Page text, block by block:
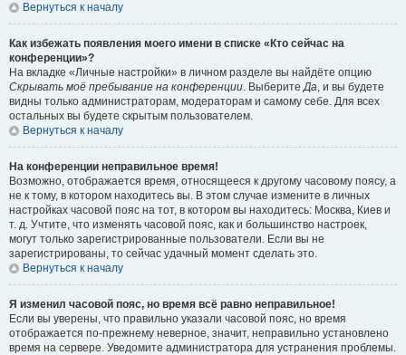
Вернуться к началу
Как избежать появления моего имени в списке «Кто сейчас на
конференции»?
На вкладке «Личные настройки» в личном разделе вы найдёте опцию
Скрывать моё пребывание на конференции. ВыберитеДа, и вы будете
видны только администраторам, модераторам и самому себе. Для всех
остальных вы будете скрытым пользователем.
Вернуться к началу
На конференции неправильное время!
Возможно, отображается время, относящееся к другому часовому поясу, а
не к тому, в котором находитесь вы. В этом случае измените в личных
настройках часовой пояс на тот, в котором вы находитесь: Москва, Киев и
т. д. Учтите, что изменять часовой пояс, как и большинство настроек,
могут только зарегистрированные пользователи. Если вы не
зарегистрированы, то сейчас удачный момент сделать это.
Вернуться к началу
Я изменил часовой пояс, но время всё равно неправильное!
Если вы уверены, что правильно указали часовой пояс, но время
отображается по-прежнему неверное, значит, неправильно установлено
время на сервере. Уведомите администратора для устранения проблемы.